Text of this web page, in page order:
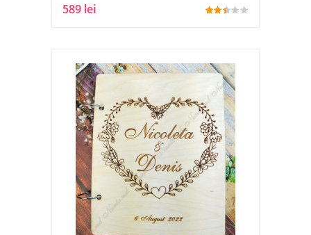
589 lei